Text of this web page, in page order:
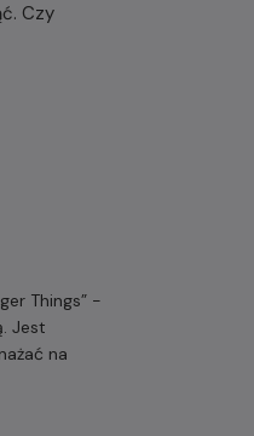
Czy
Things” -
Jest
na